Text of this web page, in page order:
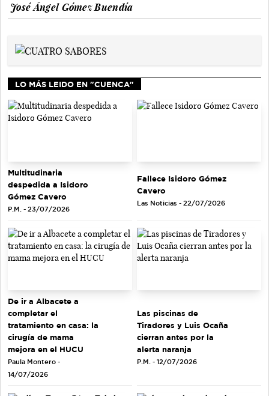
José Ángel Gómez Buendía
LO MÁS LEIDO EN "CUENCA"
Multitudinaria
despedida a Isidoro
Gómez Cavero
P.M. - 23/07/2026
Fallece Isidoro Gómez
Cavero
Las Noticias - 22/07/2026
De ir a Albacete a
completar el
tratamiento en casa: la
cirugía de mama
mejora en el HUCU
Paula Montero -
14/07/2026
Las piscinas de
Tiradores y Luis Ocaña
cierran antes por la
alerta naranja
P.M. - 12/07/2026